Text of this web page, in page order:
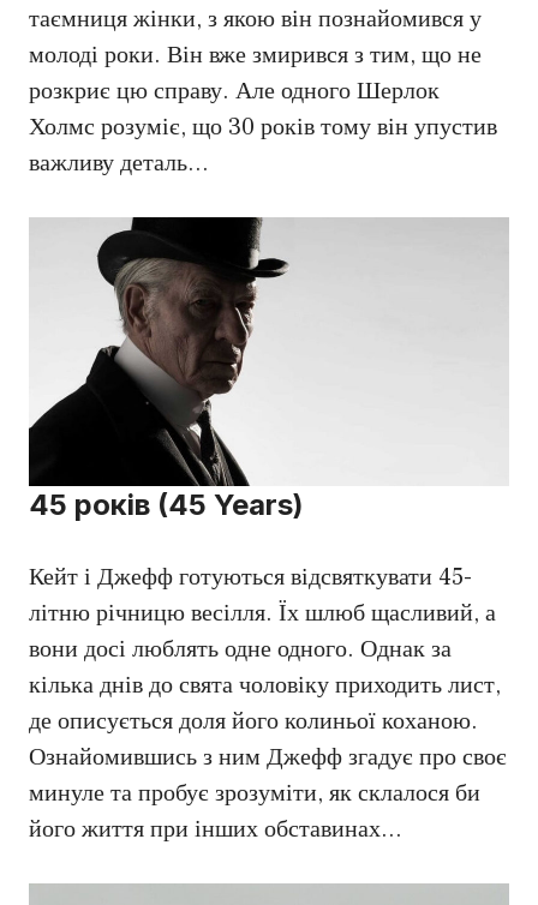
таємниця жінки, з якою він познайомився у
молоді роки. Він вже змирився з тим, що не
розкриє цю справу. Але одного Шерлок
Холмс розуміє, що 30 років тому він упустив
важливу деталь…
45 років (45 Years)
Кейт і Джефф готуються відсвяткувати 45-
літню річницю весілля. Їх шлюб щасливий, а
вони досі люблять одне одного. Однак за
кілька днів до свята чоловіку приходить лист,
де описується доля його колиньої коханою.
Ознайомившись з ним Джефф згадує про своє
минуле та пробує зрозуміти, як склалося би
його життя при інших обставинах…